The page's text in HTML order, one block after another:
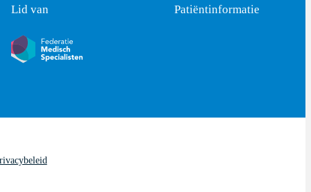
Lid van Patiëntinformatie